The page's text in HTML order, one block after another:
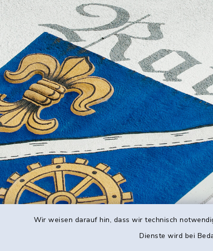
Wir weisen darauf hin, dass wir technisch
Dienste wird bei